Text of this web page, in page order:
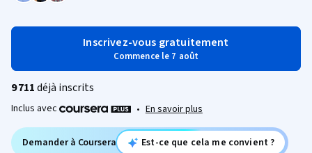
Inscrivez-vous gratuitement
Commence le 7 août
9 711déjà inscrits
Inclus avec • En savoir plus
Demander à Coursera Est-ce que cela me convient ?